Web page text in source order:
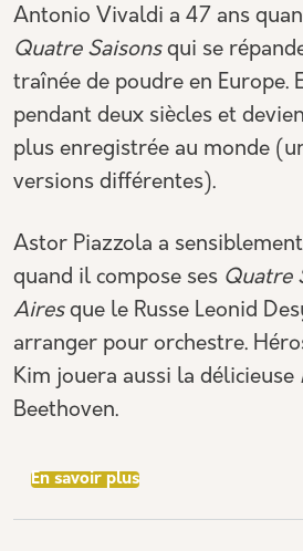
Antonio Vivaldi a 47 ans
Quatre Saisons qui se
traînée de poudre en Europe.
pendant deux siècles et
plus enregistrée au monde
versions différentes).
Astor Piazzola a
quand il compose ses Quatre
Airesque le Russe Leonid
arranger pour orchestre.
Kim jouera aussi la délicieuse
Beethoven.
En savoir plussur CONCERT DE